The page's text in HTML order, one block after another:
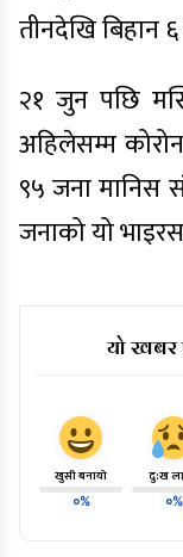
तीनदेखि बिहान
२१ जुन पछि
अहिलेसम्म
९५ जना
जनाको यो
यो खबर
खुसी बनायो
०%
दु:ख
०%